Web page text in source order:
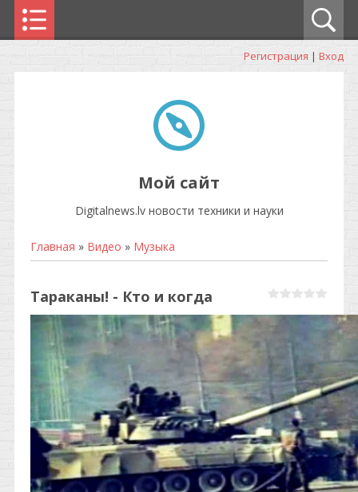
Регистрация | Вход
Мой сайт
Digitalnews.lv новости техники и науки
Главная » Видео » Музыка
Тараканы! - Кто и когда